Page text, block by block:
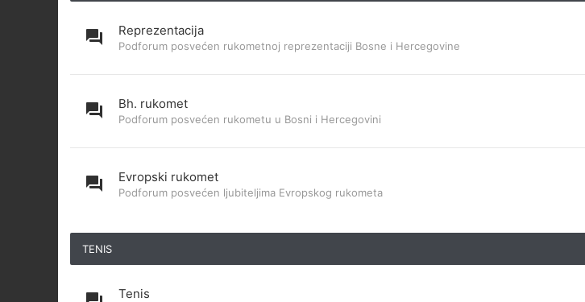
Reprezentacija
Podforum posvećen rukometnoj reprezentaciji Bosne i Hercegovine
Bh. rukomet
Podforum posvećen rukometu u Bosni i Hercegovini
Evropski rukomet
Podforum posvećen ljubiteljima Evropskog rukometa
TENIS
Tenis